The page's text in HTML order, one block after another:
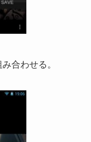
合わせる。